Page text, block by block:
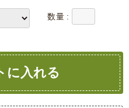
数量 :
に入れる